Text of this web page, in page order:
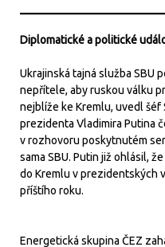
Diplomatické a politické
Ukrajinská tajná služba SBU
nepřítele, aby ruskou válku
nejblíže ke Kremlu, uvedl šéf
prezidenta Vladimira Putina
v rozhovoru poskytnutém
sama SBU. Putin již ohlásil,
do Kremlu v prezidentských
příštího roku.
Energetická skupina ČEZ